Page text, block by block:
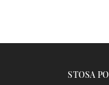
STOSA